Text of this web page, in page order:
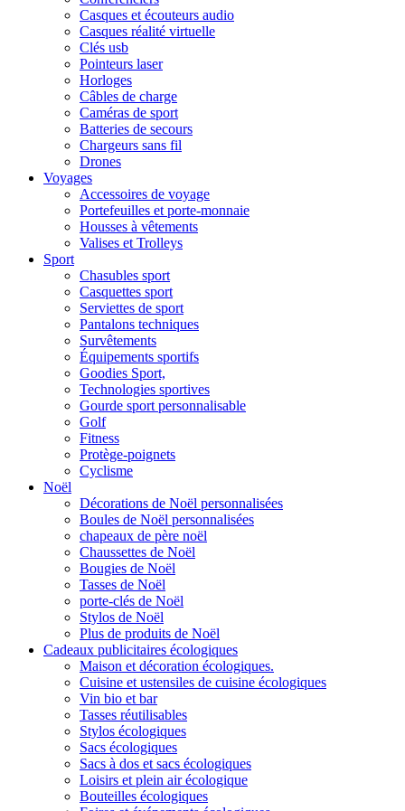
Casques et écouteurs audio
Casques réalité virtuelle
Clés usb
Pointeurs laser
Horloges
Câbles de charge
Caméras de sport
Batteries de secours
Chargeurs sans fil
Drones
Voyages
Accessoires de voyage
Portefeuilles et porte-monnaie
Housses à vêtements
Valises et Trolleys
Sport
Chasubles sport
Casquettes sport
Serviettes de sport
Pantalons techniques
Survêtements
Équipements sportifs
Goodies Sport,
Technologies sportives
Gourde sport personnalisable
Golf
Fitness
Protège-poignets
Cyclisme
Noël
Décorations de Noël personnalisées
Boules de Noël personnalisées
chapeaux de père noël
Chaussettes de Noël
Bougies de Noël
Tasses de Noël
porte-clés de Noël
Stylos de Noël
Plus de produits de Noël
Cadeaux publicitaires écologiques
Maison et décoration écologiques.
Cuisine et ustensiles de cuisine écologiques
Vin bio et bar
Tasses réutilisables
Stylos écologiques
Sacs écologiques
Sacs à dos et sacs écologiques
Loisirs et plein air écologique
Bouteilles écologiques